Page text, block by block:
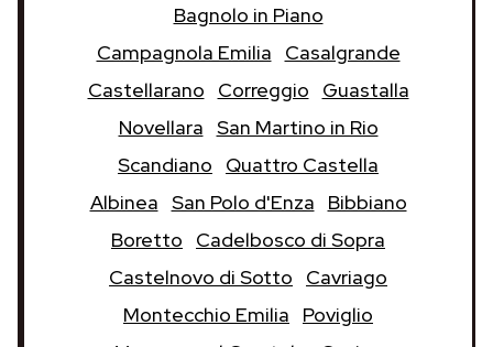
Bagnolo in Piano
Campagnola Emilia
Casalgrande
Castellarano
Correggio
Guastalla
Novellara San Martino in Rio
Scandiano
Quattro Castella
Albinea San Polo d'Enza
Bibbiano
Boretto
Cadelbosco di Sopra
Castelnovo di Sotto
Cavriago
Montecchio Emilia
Poviglio